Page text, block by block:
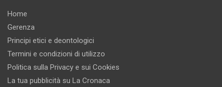
Home
Gerenza
Principi etici e deontologici
Termini e condizioni di utilizzo
Politica sulla Privacy e sui Cookies
La tua pubblicità su La Cronaca